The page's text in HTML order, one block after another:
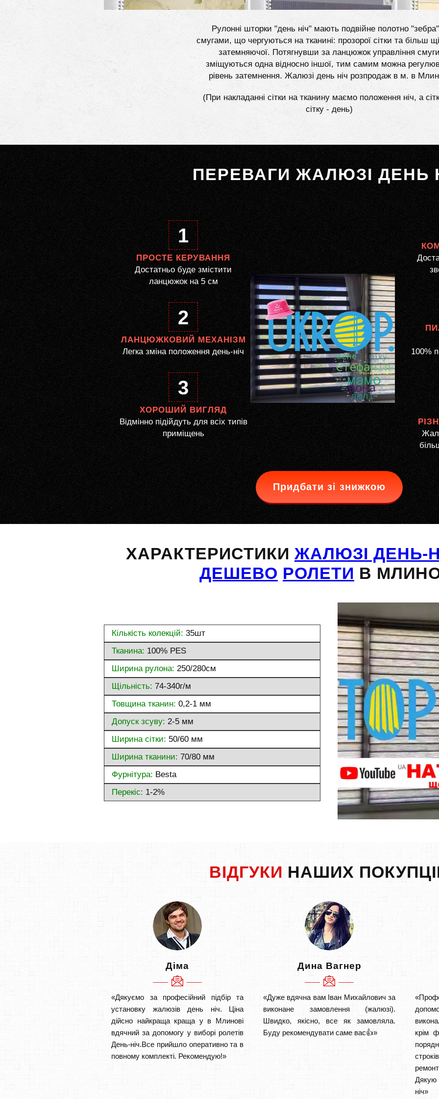
Рулонні шторки "день ніч" мають подвійне полотно "зебра"
смугами, що чергуються на тканині: прозорої сітки та більш
затемняючої. Потягнувши за ланцюжок управління
зміщуються одна відносно іншої, тим самим можна
рівень затемнення. Жалюзі день ніч розпродаж в м. в
(При накладанні сітки на тканину маємо положення ніч, а
сітку - день)
ПЕРЕВАГИ ЖАЛЮЗІ ДЕНЬ
1
ПРОСТЕ КЕРУВАННЯ
Достатньо буде змістити
ланцюжок на 5 см
2
ЛАНЦЮЖКОВИЙ МЕХАНІЗМ
Легка зміна положення день-ніч
3
ХОРОШИЙ ВИГЛЯД
Відмінно підійдуть для всіх типів
приміщень
100%
Придбати зі знижкою
ХАРАКТЕРИСТИКИ ЖАЛЮЗІ ДЕНЬ-
ДЕШЕВО РОЛЕТИ В
Кількість колекцій: 35шт
Тканина: 100% PES
Ширина рулона: 250/280см
Щільність: 74-340г/м
Товщина тканин: 0,2-1 мм
Допуск зсуву: 2-5 мм
Ширина сітки: 50/60 мм
Ширина тканини: 70/80 мм
Фурнітура: Besta
Перекіс: 1-2%
ВІДГУКИ НАШИХ
Діма
«Дякуємо за професійний підбір та
установку жалюзів день ніч. Ціна
дійсно найкраща краща у в Млинові
вдячний за допомогу у виборі ролетів
День-ніч.Все прийшло оперативно та в
повному комплекті. Рекомендую!»
Дина Вагнер
«Дуже вдячна вам Іван Михайлович за
виконане замовлення (жалюзі).
Швидко, якісно, все як замовляла.
Буду рекомендувати саме вас👍»
крім
Дякую
ніч»